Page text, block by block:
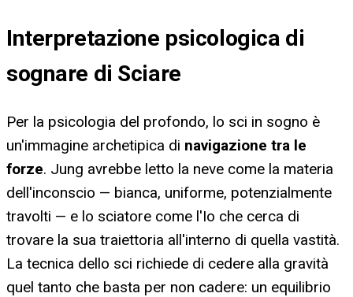
Interpretazione psicologica di
sognare di Sciare
Per la psicologia del profondo, lo sci in sogno è
un'immagine archetipica di navigazione tra le
forze. Jung avrebbe letto la neve come la materia
dell'inconscio — bianca, uniforme, potenzialmente
travolti — e lo sciatore come l'Io che cerca di
trovare la sua traiettoria all'interno di quella vastità.
La tecnica dello sci richiede di cedere alla gravità
quel tanto che basta per non cadere: un equilibrio